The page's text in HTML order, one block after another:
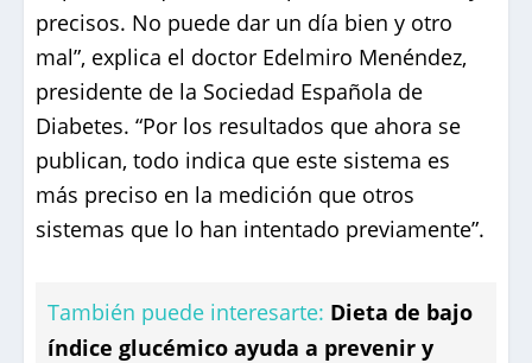
precisos. No puede dar un día bien y otro
mal”, explica el doctor Edelmiro Menéndez,
presidente de la Sociedad Española de
Diabetes. “Por los resultados que ahora se
publican, todo indica que este sistema es
más preciso en la medición que otros
sistemas que lo han intentado previamente”.
También puede interesarte: Dieta de bajo
índice glucémico ayuda a prevenir y